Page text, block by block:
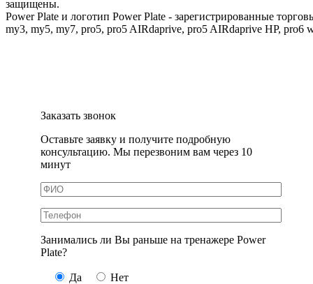
защищены.
Power Plate и логотип Power Plate - зарегистрированные
my3, my5, my7, pro5, pro5 AIRdaprive, pro5 AIRdaprive HP,
Заказать звонок
Оставьте заявку и получите подробную
консультацию. Мы перезвоним вам через 10
минут
Занимались ли Вы раньше на тренажере Power
Plate?
Да Нет